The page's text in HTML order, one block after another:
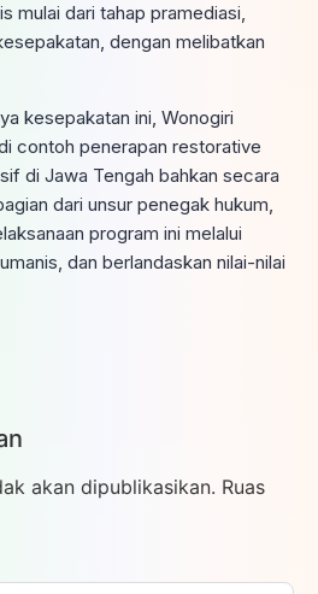
mulai dari tahap pramediasi,
dengan melibatkan
kesepakatan ini, Wonogiri
contoh penerapan restorative
di Jawa Tengah bahkan secara
dari unsur penegak hukum,
program ini melalui
dan berlandaskan nilai-nilai
akan dipublikasikan. Ruas